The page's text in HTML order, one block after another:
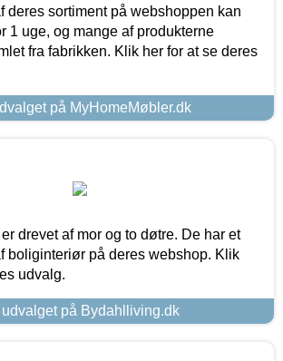
deres sortiment på webshoppen kan
1 uge, og mange af produkterne
fra fabrikken. Klik her for at se deres
på MyHomeMøbler.dk
drevet af mor og to døtre. De har et
boliginteriør på deres webshop. Klik
udvalg.
udvalget på Bydahlliving.dk